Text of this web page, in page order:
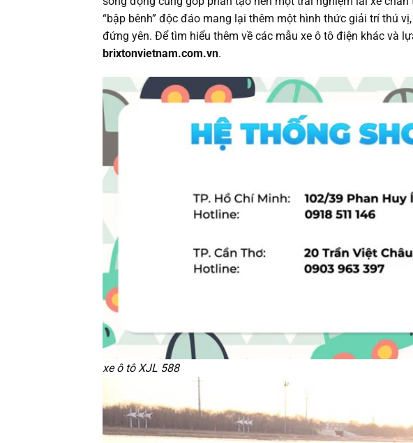
“bập bênh” độc đáo mang lại thêm một hình thức giải trí thú
đứng yên. Để tìm hiểu thêm về các mẫu xe ô tô điện khác và
brixtonvietnam.com.vn.
xe ô tô XJL 588